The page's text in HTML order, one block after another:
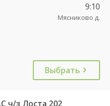
9:10
Мясниково д.
Выбрать
ч/з Лоста 202